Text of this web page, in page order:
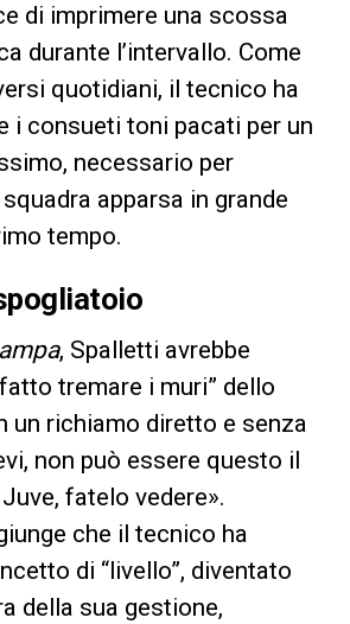
di imprimere una scossa
durante l’intervallo. Come
quotidiani, il tecnico ha
i consueti toni pacati per un
necessario per
apparsa in grande
tempo.
, Spalletti avrebbe
tremare i muri” dello
un richiamo diretto e senza
non può essere questo il
fatelo vedere».
che il tecnico ha
di “livello”, diventato
della sua gestione,